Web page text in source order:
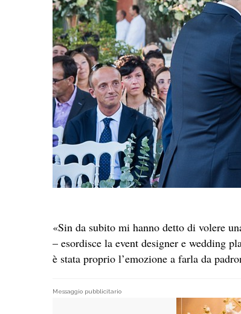
«Sin da subito mi hanno detto di volere
– esordisce la event designer e wedding
è stata proprio l’emozione a farla da
Messaggio pubblicitario